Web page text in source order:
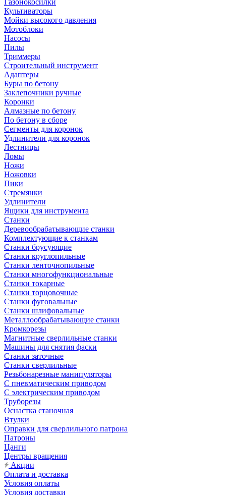
Газонокосилки
Культиваторы
Мойки высокого давления
Мотоблоки
Насосы
Пилы
Триммеры
Строительный инструмент
Адаптеры
Буры по бетону
Заклепочники ручные
Коронки
Алмазные по бетону
По бетону в сборе
Сегменты для коронок
Удлинители для коронок
Лестницы
Ломы
Ножи
Ножовки
Пики
Стремянки
Удлинители
Ящики для инструмента
Станки
Деревообрабатывающие станки
Комплектующие к станкам
Станки брусующие
Станки круглопильные
Станки ленточнопильные
Станки многофункциональные
Станки токарные
Станки торцовочные
Станки фуговальные
Станки шлифовальные
Металлообрабатывающие станки
Кромкорезы
Магнитные сверлильные станки
Машины для снятия фаски
Станки заточные
Станки сверлильные
Резьбонарезные манипуляторы
С пневматическим приводом
С электрическим приводом
Труборезы
Оснастка станочная
Втулки
Оправки для сверлильного патрона
Патроны
Цанги
Центры вращения
Акции
Оплата и доставка
Условия оплаты
Условия доставки